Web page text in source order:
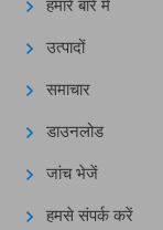
हमारे बारे में
उत्पादों
समाचार
डाउनलोड
जांच भेजें
हमसे संपर्क करें